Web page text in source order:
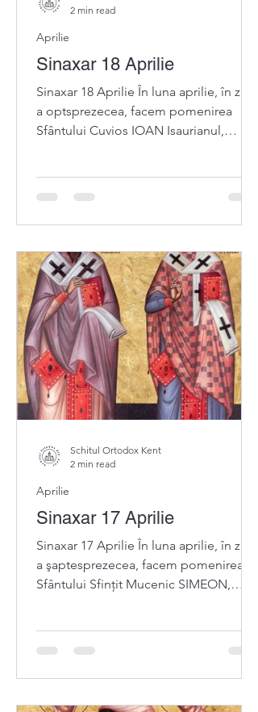
Sinaxar 18 Aprilie
Sinaxar 18 Aprilie În luna aprilie, în ziua
a optsprezecea, facem pomenirea
Sfântului Cuvios IOAN Isaurianul,
Aprilie
2 min read
Sinaxar 17 Aprilie
Sinaxar 17 Aprilie În luna aprilie, în ziua
a şaptesprezecea, facem pomenirea
Sfântului Sfințit Mucenic SIMEON,
Aprilie
Schitul Ortodox Kent
2 min read